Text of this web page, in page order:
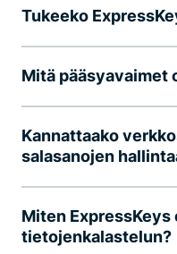
Tukeeko
Mitä pääsyavaimet
Kannattaako
salasanojen
Miten ExpressKeys
tietojenkalastelun?